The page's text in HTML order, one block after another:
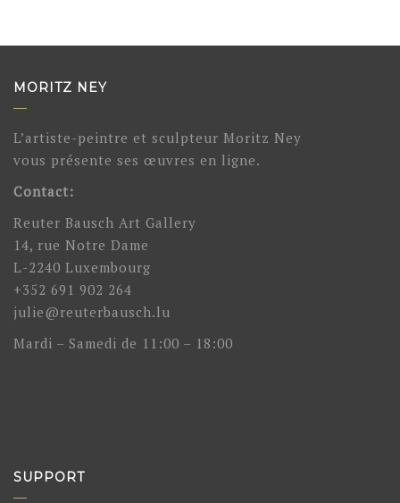
MORITZ NEY
L’artiste-peintre et sculpteur Moritz Ney
vous présente ses œuvres en ligne.
Contact:
Reuter Bausch Art Gallery
14, rue Notre Dame
L-2240 Luxembourg
+352 691 902 264
julie@reuterbausch.lu
Mardi – Samedi de 11:00 – 18:00
SUPPORT